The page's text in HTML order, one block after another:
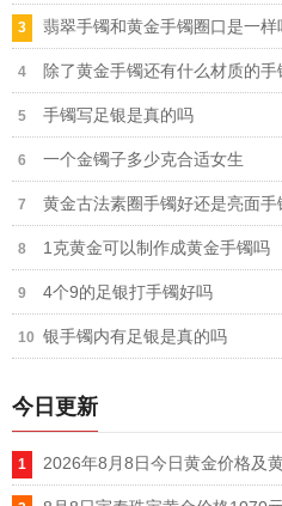
翡翠手镯和黄金手镯圈口是一样
除了黄金手镯还有什么材质的手
手镯写足银是真的吗
一个金镯子多少克合适女生
黄金古法素圈手镯好还是亮面手
1克黄金可以制作成黄金手镯吗
4个9的足银打手镯好吗
银手镯内有足银是真的吗
今日更新
2026年8月8日今日黄金价格及